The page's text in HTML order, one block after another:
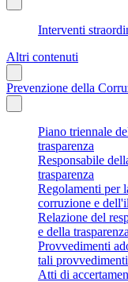
Interventi
Altri contenuti
Prevenzione della
Piano triennale
trasparenza
Responsabile
trasparenza
Regolamenti per
corruzione e
Relazione del
e della trasparenza
Provvedimenti
tali provvedimenti
Atti di